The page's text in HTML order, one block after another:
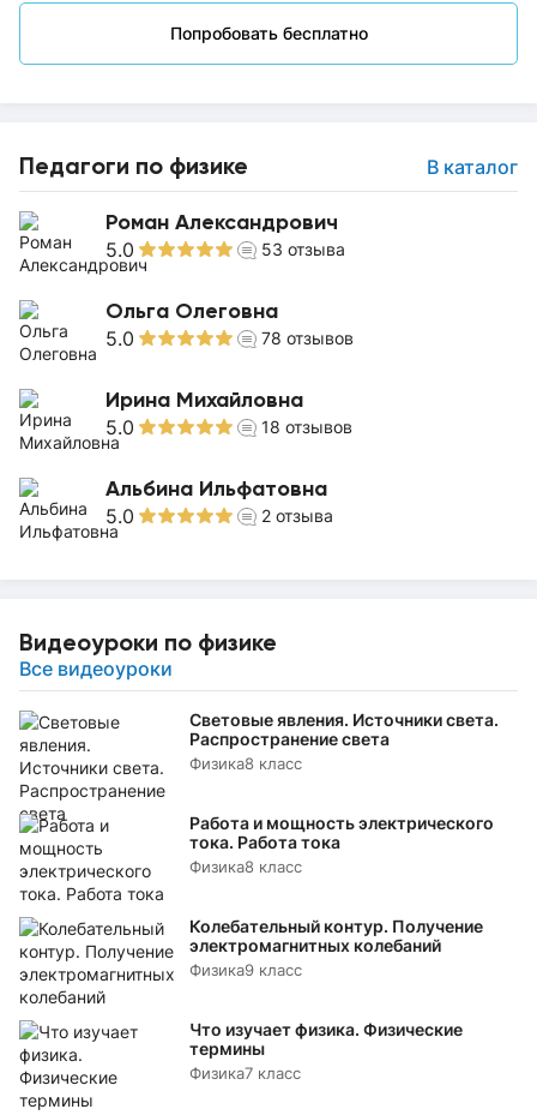
Попробовать бесплатно
Педагоги по физике В каталог
Роман Александрович
5.0 53 отзыва
Ольга Олеговна
5.0 78 отзывов
Ирина Михайловна
5.0 18 отзывов
Альбина Ильфатовна
5.0 2 отзыва
Видеоуроки по физике
Все видеоуроки
Световые явления. Источники света.
Распространение света
Физика8 класс
Работа и мощность электрического
тока. Работа тока
Физика8 класс
Колебательный контур. Получение
электромагнитных колебаний
Физика9 класс
Что изучает физика. Физические
термины
Физика7 класс